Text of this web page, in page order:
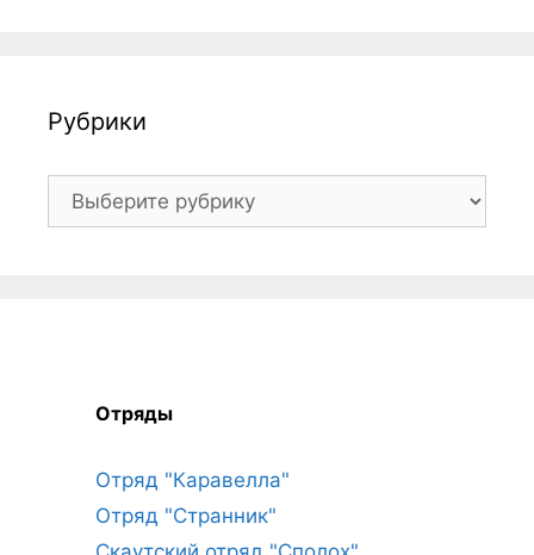
Рубрики
Рубрики
Отряды
Отряд "Каравелла"
Отряд "Странник"